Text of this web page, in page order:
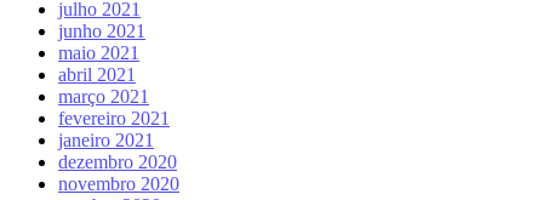
julho 2021
junho 2021
maio 2021
abril 2021
março 2021
fevereiro 2021
janeiro 2021
dezembro 2020
novembro 2020